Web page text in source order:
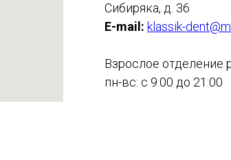
Сибиряка, д. 36
E-mail: klassik-
Взрослое отделение
пн-вс: с 9:00 до 21:00